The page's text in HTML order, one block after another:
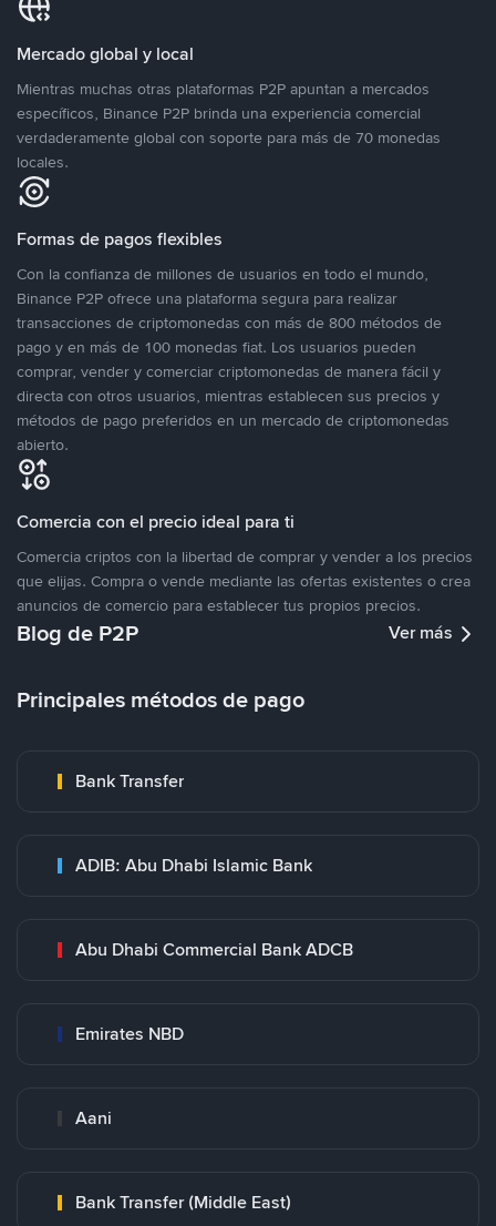
Mercado global y local
Mientras muchas otras plataformas P2P apuntan a mercados
específicos, Binance P2P brinda una experiencia comercial
verdaderamente global con soporte para más de 70 monedas
locales.
Formas de pagos flexibles
Con la confianza de millones de usuarios en todo el mundo,
Binance P2P ofrece una plataforma segura para realizar
transacciones de criptomonedas con más de 800 métodos de
pago y en más de 100 monedas fiat. Los usuarios pueden
comprar, vender y comerciar criptomonedas de manera fácil y
directa con otros usuarios, mientras establecen sus precios y
métodos de pago preferidos en un mercado de criptomonedas
abierto.
Comercia con el precio ideal para ti
Comercia criptos con la libertad de comprar y vender a los precios
que elijas. Compra o vende mediante las ofertas existentes o crea
anuncios de comercio para establecer tus propios precios.
Blog de P2P Ver más
Principales métodos de pago
Bank Transfer
ADIB: Abu Dhabi Islamic Bank
Abu Dhabi Commercial Bank ADCB
Emirates NBD
Aani
Bank Transfer (Middle East)